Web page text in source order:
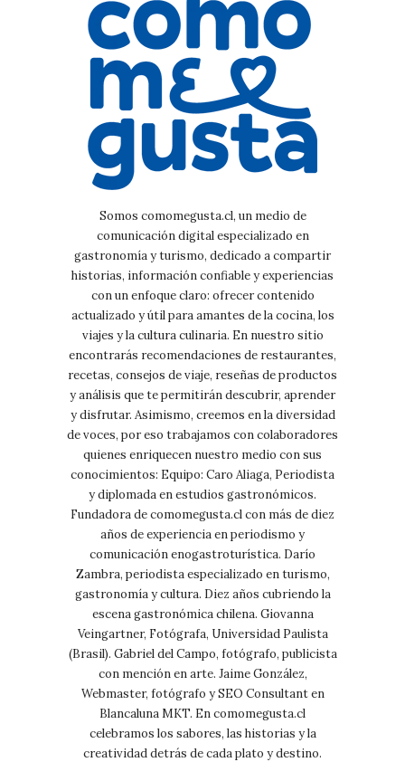
Somos comomegusta.cl, un medio de
comunicación digital especializado en
gastronomía y turismo, dedicado a compartir
historias, información confiable y experiencias
con un enfoque claro: ofrecer contenido
actualizado y útil para amantes de la cocina, los
viajes y la cultura culinaria. En nuestro sitio
encontrarás recomendaciones de restaurantes,
recetas, consejos de viaje, reseñas de productos
y análisis que te permitirán descubrir, aprender
y disfrutar. Asimismo, creemos en la diversidad
de voces, por eso trabajamos con colaboradores
quienes enriquecen nuestro medio con sus
conocimientos: Equipo: Caro Aliaga, Periodista
y diplomada en estudios gastronómicos.
Fundadora de comomegusta.cl con más de diez
años de experiencia en periodismo y
comunicación enogastroturística. Darío
Zambra, periodista especializado en turismo,
gastronomía y cultura. Diez años cubriendo la
escena gastronómica chilena. Giovanna
Veingartner, Fotógrafa, Universidad Paulista
(Brasil). Gabriel del Campo, fotógrafo, publicista
con mención en arte. Jaime González,
Webmaster, fotógrafo y SEO Consultant en
Blancaluna MKT. En comomegusta.cl
celebramos los sabores, las historias y la
creatividad detrás de cada plato y destino.